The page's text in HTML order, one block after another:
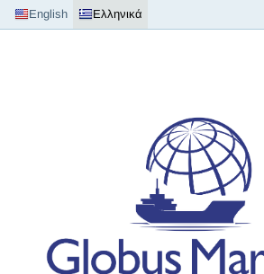
English Ελληνικά